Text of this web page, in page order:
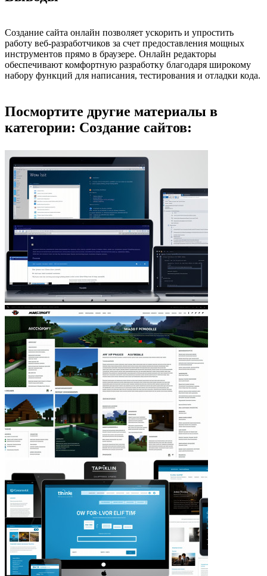
Создание сайта онлайн позволяет ускорить и упростить
работу веб-разработчиков за счет предоставления мощных
инструментов прямо в браузере. Онлайн редакторы
обеспечивают комфортную разработку благодаря широкому
набору функций для написания, тестирования и отладки кода.
Посмортите другие материалы в
категории: Создание сайтов: